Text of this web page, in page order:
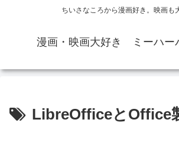
ちいさなころから漫画好き。映画も
漫画・映画大好き ミーハー
LibreOfficeとOffice